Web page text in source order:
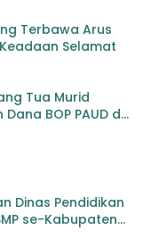
Terbawa Arus
Selamat
Tua Murid
BOP PAUD di
Dinas Pendidikan
se-Kabupaten